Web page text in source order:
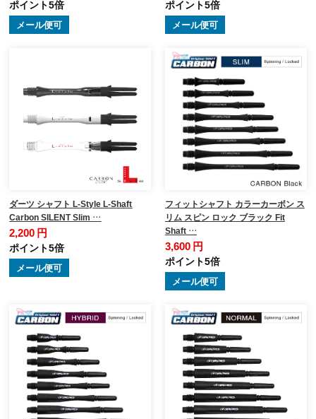
ポイント5倍
メール便可
ポイント5倍
メール便可
ダーツ シャフト L-Style L-Shaft
Carbon SILENT Slim …
2,200 円
ポイント5倍
メール便可
フィットシャフト カラーカーボン ス
リム スピン ロック ブラック Fit
Shaft …
3,600 円
ポイント5倍
メール便可